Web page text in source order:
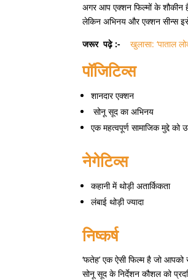
अगर आप एक्शन फिल्मों के शौकीन
लेकिन अभिनय और एक्शन सीन्स
जरूर पढ़े :-खुलासा: ‘पाताल
पॉजिटिव्स
शानदार एक्शन
सोनू सूद का अभिनय
एक महत्वपूर्ण सामाजिक मुद्दे को
नेगेटिव्स
कहानी में थोड़ी अतार्किकता
लंबाई थोड़ी ज्यादा
निष्कर्ष
‘फतेह’ एक ऐसी फिल्म है जो
सोनू सूद के निर्देशन कौशल को